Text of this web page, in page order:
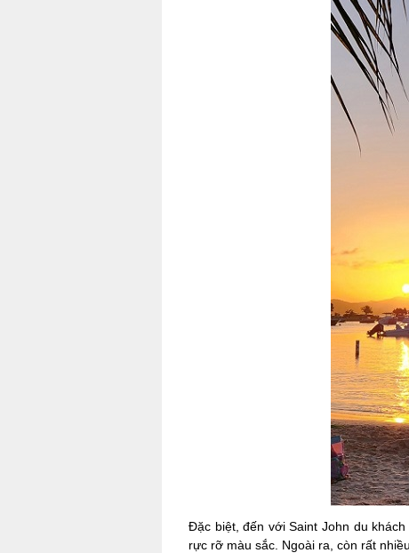
Đặc biệt, đến với Saint John du
rực rỡ màu sắc. Ngoài ra, còn rất